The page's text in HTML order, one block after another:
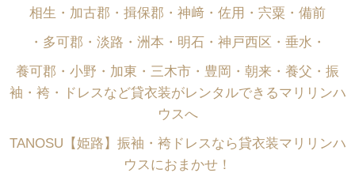
相生・加古郡・揖保郡・神﨑・佐用・宍粟・備前
・多可郡・淡路・洲本・明石・神戸西区・垂水・
養可郡・小野・加東・三木市・豊岡・朝来・養父・振
袖・袴・ドレスなど貸衣装がレンタルできるマリリンハ
ウスへ
TANOSU【姫路】振袖・袴ドレスなら貸衣装マリリンハ
ウスにおまかせ！